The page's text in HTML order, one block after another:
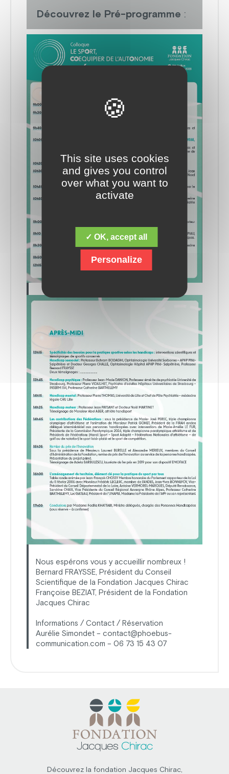
Découvrez le Pré-programme :
Nous espérons vous y accueillir nombreux !
Bernard FRAYSSE, Président du Conseil
Scientifique de la Fondation Jacques Chirac
Françoise BEZIAT, Président de la Fondation
Jacques Chirac
Informations / Contact / Réservation
Aurélie Simondet – contact@phoebus-
communication.com – 06 73 15 43 07
Découvrez la fondation Jacques Chirac,
This site uses cookies
and gives you control
over what you want to
activate
✓ OK, accept all
Personalize